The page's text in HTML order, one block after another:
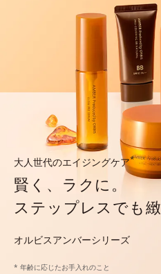
大人世代のエイジングケア*
賢く、ラクに。
ステップレスでも
オルビスアンバーシリーズ
* 年齢に応じたお手入れのこと